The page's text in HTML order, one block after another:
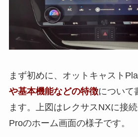
まず初めに、オットキャスト
や基本機能などの特徴について
ます。上図はレクサスNXに接
Proのホーム画面の様子です。